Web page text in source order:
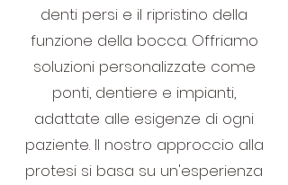
denti persi e il ripristino della
funzione della bocca. Offriamo
soluzioni personalizzate come
ponti, dentiere e impianti,
adattate alle esigenze di ogni
paziente. Il nostro approccio alla
protesi si basa su un'esperienza